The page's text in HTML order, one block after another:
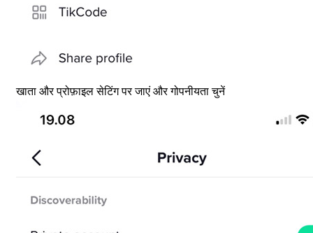
खाता और प्रोफ़ाइल सेटिंग पर जाएं और गोपनीयता चुनें